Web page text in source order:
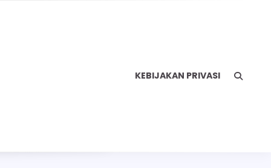
KEBIJAKAN PRIVASI